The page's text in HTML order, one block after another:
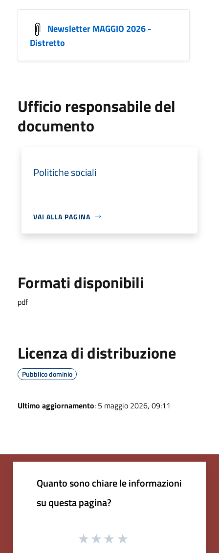
Newsletter MAGGIO 2026 -
Distretto
Ufficio responsabile del
documento
Politiche sociali
VAI ALLA PAGINA
Formati disponibili
pdf
Licenza di distribuzione
Pubblico dominio
Ultimo aggiornamento: 5 maggio 2026, 09:11
Quanto sono chiare le informazioni
su questa pagina?